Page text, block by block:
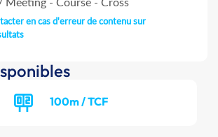
en cas d'erreur de contenu sur
100m / TCF